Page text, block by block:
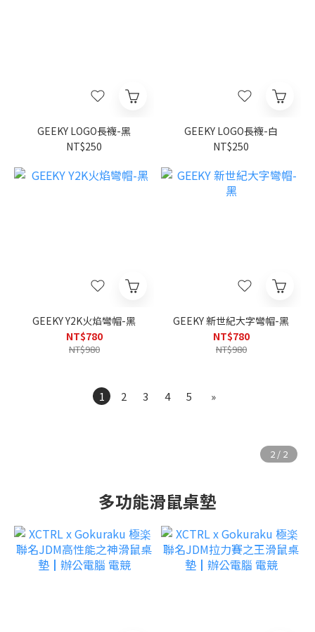
GEEKY LOGO長襪-黑
NT$250
GEEKY LOGO長襪-白
NT$250
GEEKY Y2K火焰彎帽-黑
NT$780
NT$980
GEEKY 新世紀大字彎帽-黑
NT$780
NT$980
1 2 3 4 5 »
多功能滑鼠桌墊